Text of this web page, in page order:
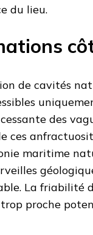
du lieu.
de cavités
des
ces
maritime
La friabilité
proche